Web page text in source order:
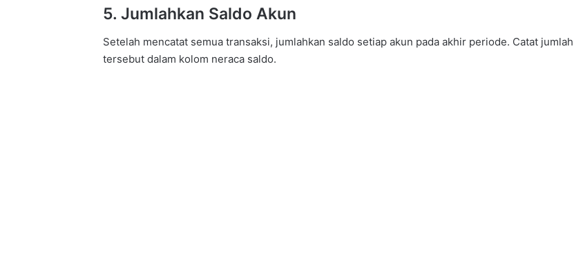
5. Jumlahkan Saldo Akun
Setelah mencatat semua transaksi, jumlahkan saldo setiap akun pada akhir periode. Catat jumlah
tersebut dalam kolom neraca saldo.